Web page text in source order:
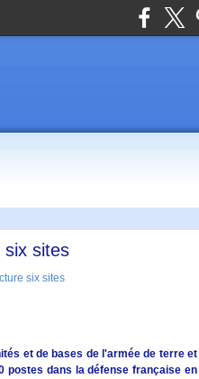
sites
et de bases de l'armée de terre et
postes dans la défense française en